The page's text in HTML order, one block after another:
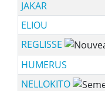
JAKAR
ELIOU
REGLISSE
HUMERUS
NELLOKITO